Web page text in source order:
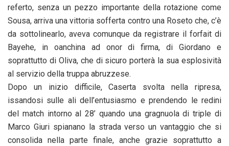
referto, senza un pezzo importante della rotazione come
Sousa, arriva una vittoria sofferta contro una Roseto che, c’è
da sottolinearlo, aveva comunque da registrare il forfait di
Bayehe, in oanchina ad onor di firma, di Giordano e
soprattutto di Oliva, che di sicuro porterà la sua esplosività
al servizio della truppa abruzzese.
Dopo un inizio difficile, Caserta svolta nella ripresa,
issandosi sulle ali dell’entusiasmo e prendendo le redini
del match intorno al 28’ quando una gragnuola di triple di
Marco Giuri spianano la strada verso un vantaggio che si
consolida nella parte finale, anche grazie soprattutto a